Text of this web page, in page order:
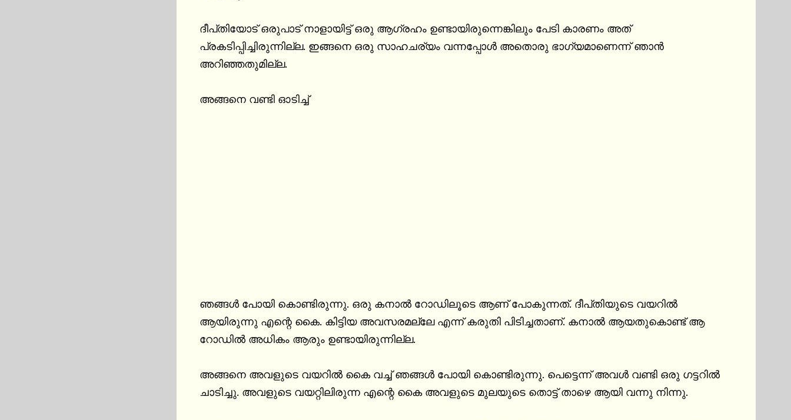
ദീപ്‌തിയോട് ഒരുപാട് നാളായിട്ട് ഒരു ആഗ്രഹം ഉണ്ടായിരുന്നെങ്കിലും പേടി കാരണം അത്
പ്രകടിപ്പിച്ചിരുന്നില്ല. ഇങ്ങനെ ഒരു സാഹചര്യം വന്നപ്പോൾ അതൊരു ഭാഗ്യമാണെന്ന് ഞാൻ
അറിഞ്ഞതുമില്ല.
അങ്ങനെ വണ്ടി ഓടിച്ച്‌
ഞങ്ങൾ പോയി കൊണ്ടിരുന്നു. ഒരു കനാൽ റോഡിലൂടെ ആണ് പോകുന്നത്. ദീപ്‌തിയുടെ വയറിൽ
ആയിരുന്നു എന്റെ കൈ. കിട്ടിയ അവസരമല്ലേ എന്ന് കരുതി പിടിച്ചതാണ്. കനാൽ ആയതുകൊണ്ട് ആ
റോഡിൽ അധികം ആരും ഉണ്ടായിരുന്നില്ല.
അങ്ങനെ അവളുടെ വയറിൽ കൈ വച്ച് ഞങ്ങൾ പോയി കൊണ്ടിരുന്നു. പെട്ടെന്ന് അവൾ വണ്ടി ഒരു ഗട്ടറിൽ
ചാടിച്ചു. അവളുടെ വയറ്റിലിരുന്ന എന്റെ കൈ അവളുടെ മുലയുടെ തൊട്ട് താഴെ ആയി വന്നു നിന്നു.